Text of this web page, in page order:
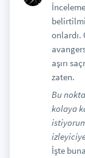
onlardı.
aşırı
zaten.
Bu
kolaya
İşte